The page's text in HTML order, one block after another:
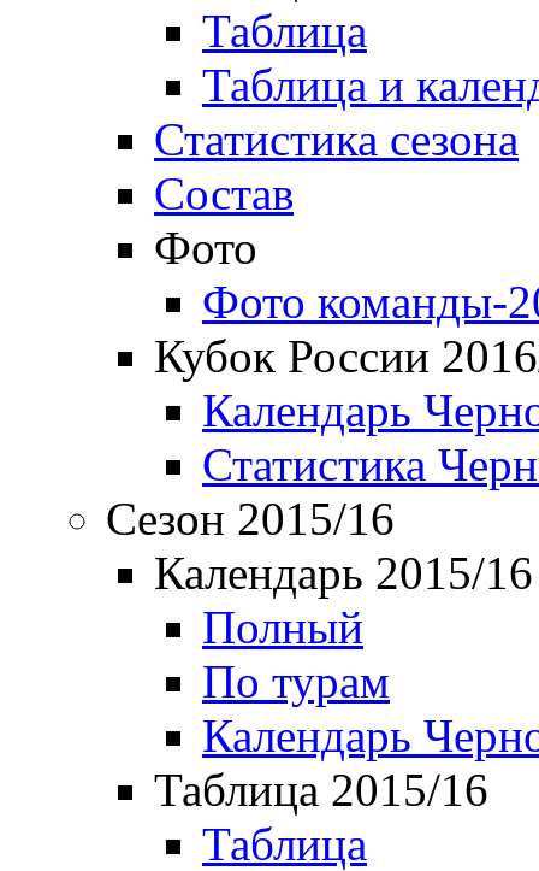
Таблица
Таблица и
Статистика сезона
Состав
Фото
Фото команды-
Кубок России
Календарь
Статистика
Сезон 2015/16
Календарь 2015/16
Полный
По турам
Календарь
Таблица 2015/16
Таблица